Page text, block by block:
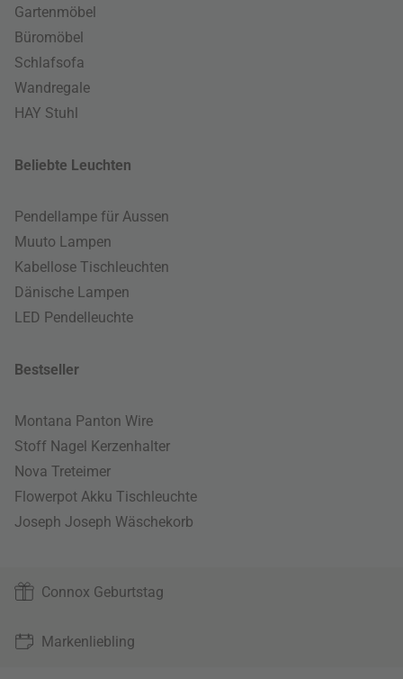
Gartenmöbel
Büromöbel
Schlafsofa
Wandregale
HAY Stuhl
Beliebte Leuchten
Pendellampe für Aussen
Muuto Lampen
Kabellose Tischleuchten
Dänische Lampen
LED Pendelleuchte
Bestseller
Montana Panton Wire
Stoff Nagel Kerzenhalter
Nova Treteimer
Flowerpot Akku Tischleuchte
Joseph Joseph Wäschekorb
Connox Geburtstag
Markenliebling